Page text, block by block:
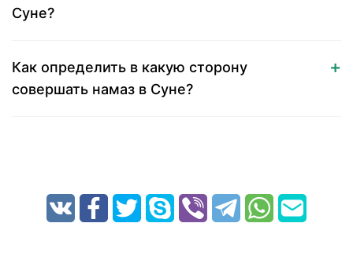
Суне?
Как определить в какую сторону
совершать намаз в Суне?